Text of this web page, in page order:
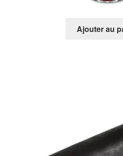
Ajouter au